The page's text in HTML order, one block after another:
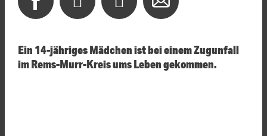
Ein 14-jähriges Mädchen ist bei einem Zugunfall
im Rems-Murr-Kreis ums Leben gekommen.